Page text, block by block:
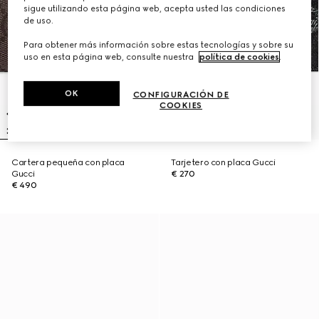
Cartera pequeña con placa
Gucci
€ 490
Tarjetero con placa Gucci
€ 270
sigue utilizando esta página web, acepta usted las condiciones
de uso.
Para obtener más información sobre estas tecnologías y sobre su
uso en esta página web, consulte nuestra
política de cookies.
CONFIGURACIÓN DE
COOKIES
OK